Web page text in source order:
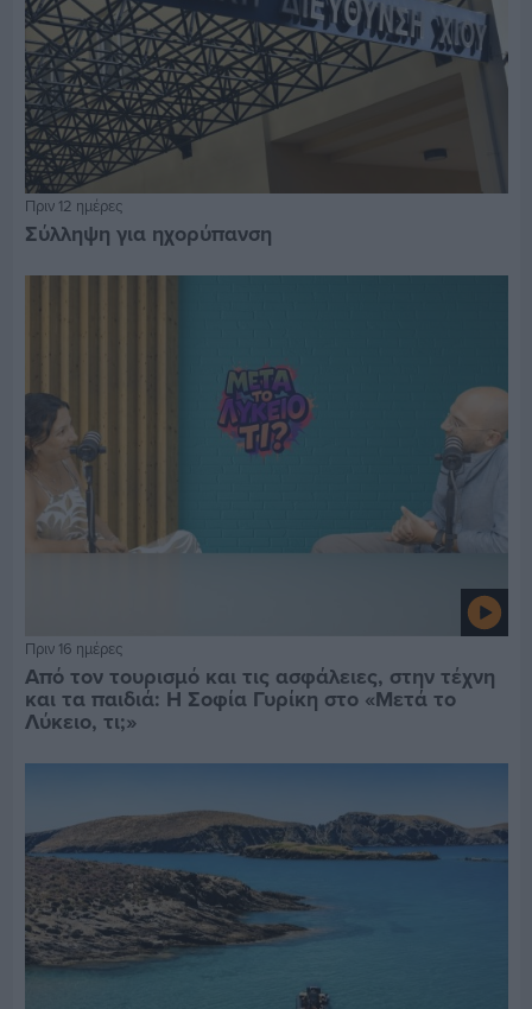
Πριν 12 ημέρες
Σύλληψη για ηχορύπανση
Πριν 16 ημέρες
Από τον τουρισμό και τις ασφάλειες, στην τέχνη
και τα παιδιά: Η Σοφία Γυρίκη στο «Μετά το
Λύκειο, τι;»